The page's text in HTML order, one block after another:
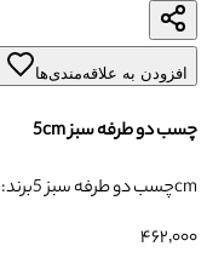
افزودن به علاقه‌مندی‌ها
چسب دو طرفه سبز 5cm
چسب دو طرفه سبز 5cm
برند:
۴۶۲٬۰۰۰